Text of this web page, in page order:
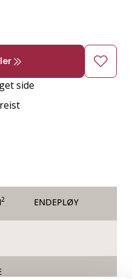
side
2 ENDEPLØY